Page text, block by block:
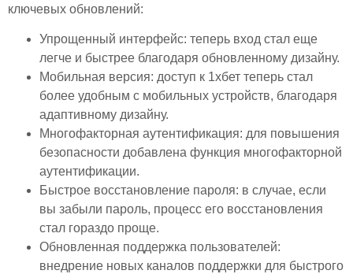
ключевых обновлений:
Упрощенный интерфейс: теперь вход стал еще
легче и быстрее благодаря обновленному дизайну.
Мобильная версия: доступ к 1хбет теперь стал
более удобным с мобильных устройств, благодаря
адаптивному дизайну.
Многофакторная аутентификация: для повышения
безопасности добавлена функция многофакторной
аутентификации.
Быстрое восстановление пароля: в случае, если
вы забыли пароль, процесс его восстановления
стал гораздо проще.
Обновленная поддержка пользователей:
внедрение новых каналов поддержки для быстрого